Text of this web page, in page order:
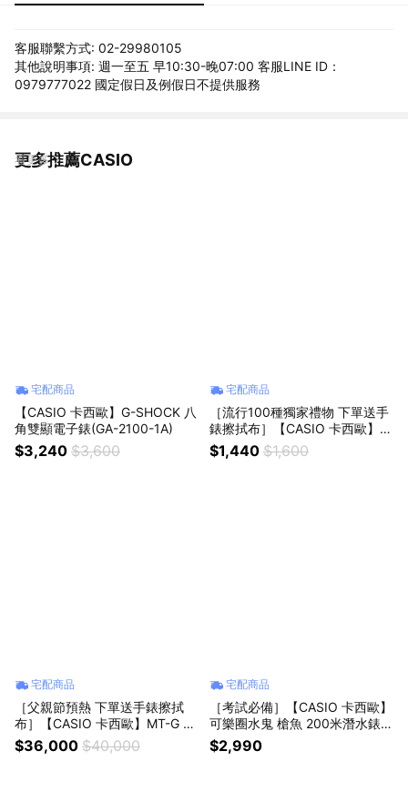
客服聯繫方式: 02-29980105
其他說明事項: 週一至五 早10:30-晚07:00 客服LINE ID：
0979777022 國定假日及例假日不提供服務
更多推薦CASIO
看更多
宅配商品
【CASIO 卡西歐】G-SHOCK 八
角雙顯電子錶(GA-2100-1A)
$3,240 $3,600
宅配商品
［流行100種獨家禮物 下單送手
錶擦拭布］【CASIO 卡西歐】經
典指針不鏽鋼錶帶手錶-黑x金 學
生錶 考試錶 女錶 送禮 禮物 推薦
$1,440 $1,600
宅配商品
［父親節預熱 下單送手錶擦拭
布］【CASIO 卡西歐】MT-G 太
陽能藍牙碳核心防護構造手錶 送
禮 禮物 推薦 MTG-B4000B-1A
$36,000 $40,000
宅配商品
［考試必備］【CASIO 卡西歐】
可樂圈水鬼 槍魚 200米潛水錶
運動手錶(MDV-107D-1A3V)
$2,990